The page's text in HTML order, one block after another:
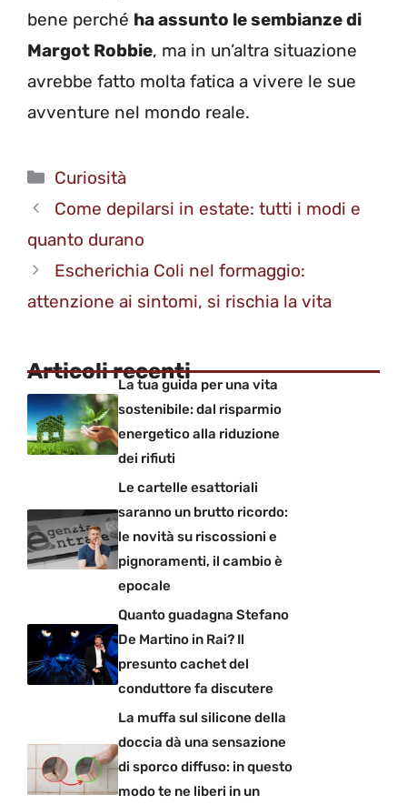
bene perché ha assunto le sembianze di
Margot Robbie, ma in un’altra situazione
avrebbe fatto molta fatica a vivere le sue
avventure nel mondo reale.
Categorie
Curiosità
Come depilarsi in estate: tutti i modi e
quanto durano
Escherichia Coli nel formaggio:
attenzione ai sintomi, si rischia la vita
Articoli recenti
La tua guida per una vita
sostenibile: dal risparmio
energetico alla riduzione
dei rifiuti
Le cartelle esattoriali
saranno un brutto ricordo:
le novità su riscossioni e
pignoramenti, il cambio è
epocale
Quanto guadagna Stefano
De Martino in Rai? Il
presunto cachet del
conduttore fa discutere
La muffa sul silicone della
doccia dà una sensazione
di sporco diffuso: in questo
modo te ne liberi in un